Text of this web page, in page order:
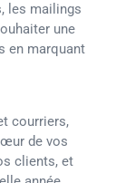
les mailings
une
en marquant
courriers,
de vos
clients, et